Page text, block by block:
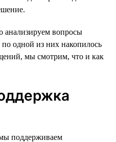
вопросы
одной из них накопилось
мы смотрим, что и как
поддерживаем